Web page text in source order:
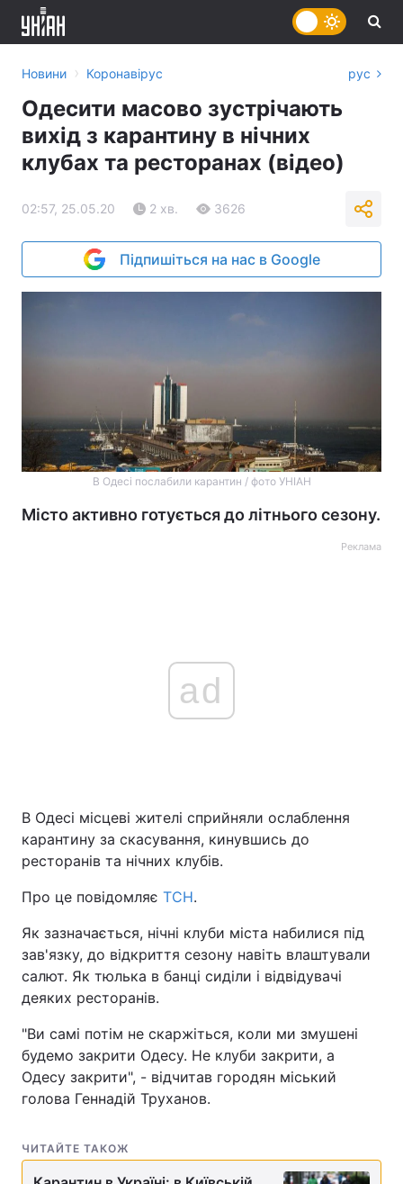
Економіка Світ
Спорт
Техно і зв'язок Лайт
Зброя Інциденти
Цікавинки Погода
Новини › Коронавірус рус
Одесити масово зустрічають
вихід з карантину в нічних
клубах та ресторанах (відео)
02:57, 25.05.20 2 хв. 3626
Підпишіться на нас в Google
В Одесі послабили карантин / фото УНІАН
Місто активно готується до літнього сезону.
Реклама
ad
В Одесі місцеві жителі сприйняли ослаблення
карантину за скасування, кинувшись до
ресторанів та нічних клубів.
Про це повідомляє ТСН.
Як зазначається, нічні клуби міста набилися під
зав'язку, до відкриття сезону навіть влаштували
салют. Як тюлька в банці сиділи і відвідувачі
деяких ресторанів.
"Ви самі потім не скаржіться, коли ми змушені
будемо закрити Одесу. Не клуби закрити, а
Одесу закрити", - відчитав городян міський
голова Геннадій Труханов.
ЧИТАЙТЕ ТАКОЖ